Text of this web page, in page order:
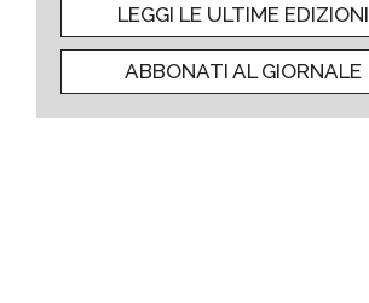
LEGGI LE ULTIME EDIZIONI
ABBONATI AL GIORNALE